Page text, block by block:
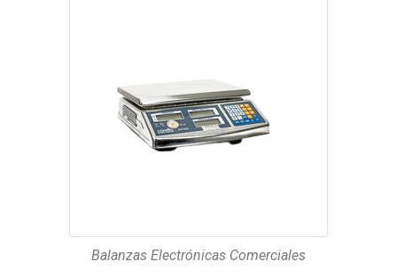
Balanzas Electrónicas Comerciales